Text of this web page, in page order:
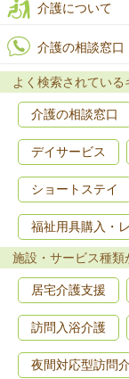
介護について
介護の相談窓口
よく検索されてい
介護の相談窓口
デイサービス
ショートステイ
福祉用具購入・
施設・サービス種類
居宅介護支援
訪問入浴介護
夜間対応型訪問